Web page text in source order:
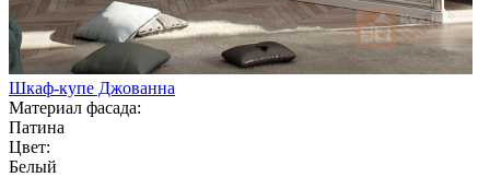
Шкаф-купе Джованна
Материал фасада:
Патина
Цвет:
Белый